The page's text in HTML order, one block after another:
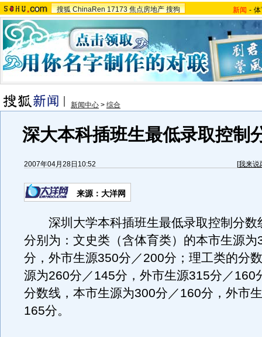
搜狐 ChinaRen 17173 焦点房地产 搜狗 新闻 -
新闻中心 > 综合
深大本科插班生最低录取控制
2007年04月28日10:52 [我来说
来源：大洋网
深圳大学本科插班生最低录取控制分数
分别为：文史类（含体育类）的本市生源
分，外市生源350分／200分；理工类的分
源为260分／145分，外市生源315分／160
分数线，本市生源为300分／160分，外市
165分。